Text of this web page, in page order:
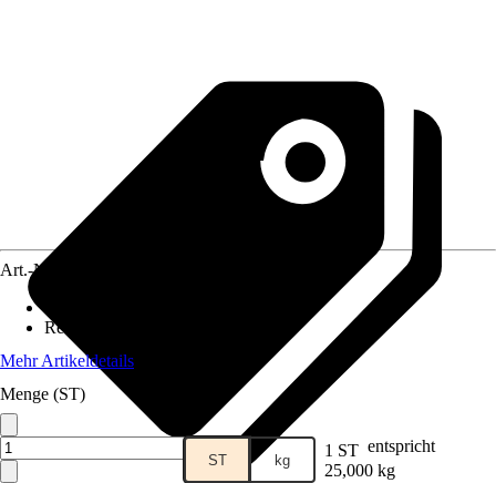
Art.-Nr.
Reichweite (ca.)
Mehr Artikeldetails
Menge (ST)
ST kg 1 ST entspricht
25,000 kg